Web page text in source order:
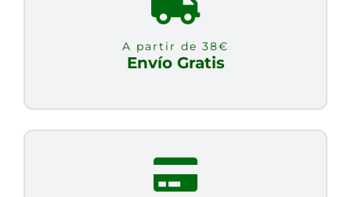
A partir de 38€
Envío Gratis